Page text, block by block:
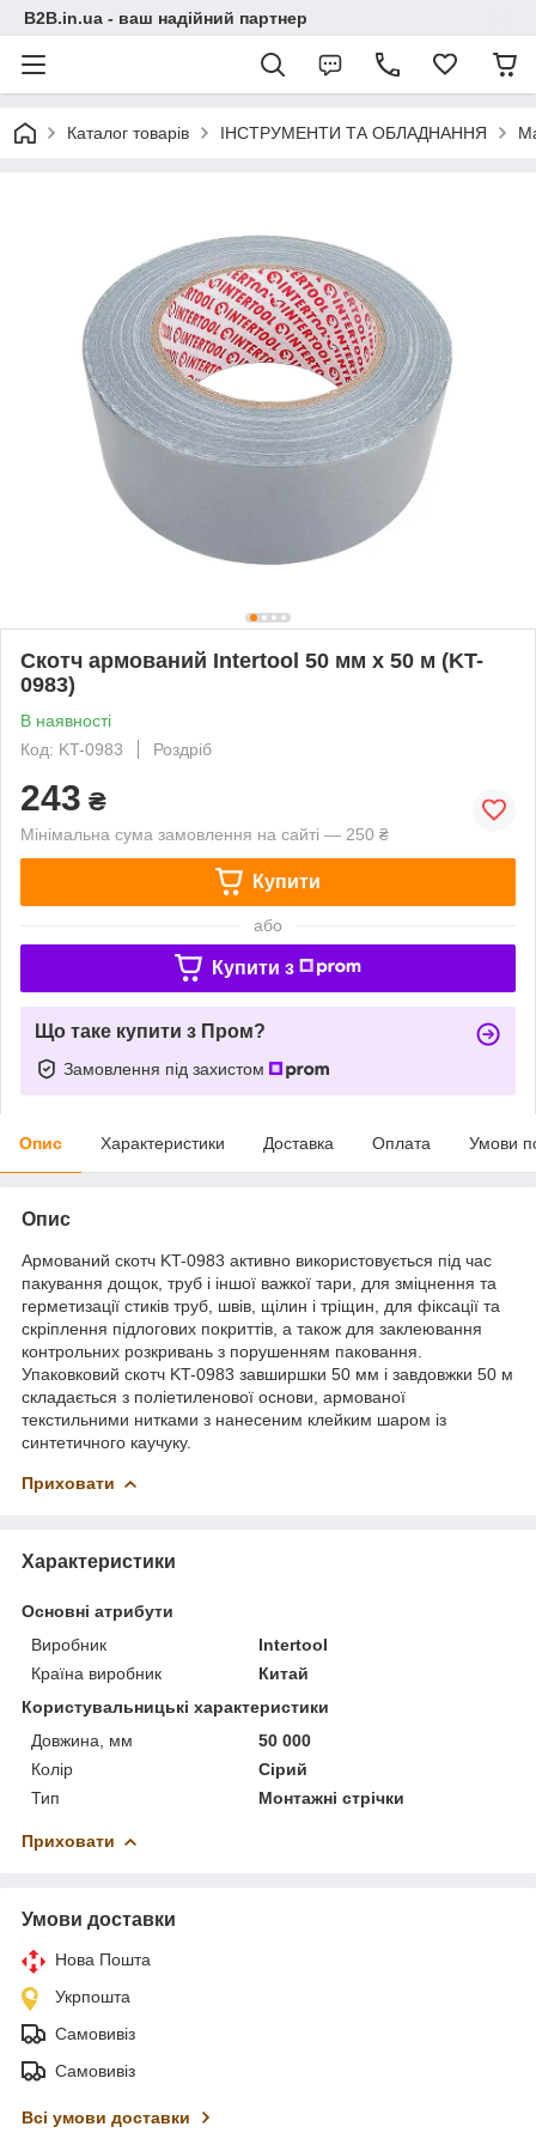
B2B.in.ua - ваш надійний партнер
Каталог товарів ІНСТРУМЕНТИ ТА ОБЛАДНАННЯ
Скотч армований Intertool 50 мм х 50 м (KT-
0983)
В наявності
Код: KT-0983
Роздріб
243 ₴
Мінімальна сума замовлення на сайті — 250 ₴
Купити
або
Купити з
Що таке купити з Пром?
Замовлення під захистом
Опис Характеристики Доставка Оплата Умови
Опис
Армований скотч KT-0983 активно використовується під час
пакування дощок, труб і іншої важкої тари, для зміцнення та
герметизації стиків труб, швів, щілин і тріщин, для фіксації та
скріплення підлогових покриттів, а також для заклеювання
контрольних розкривань з порушенням паковання.
Упаковковий скотч KT-0983 завширшки 50 мм і завдовжки 50 м
складається з поліетиленової основи, армованої
текстильними нитками з нанесеним клейким шаром із
синтетичного каучуку.
Приховати
Характеристики
Основні атрибути
Виробник
Intertool
Країна виробник
Китай
Користувальницькі характеристики
Довжина, мм
50 000
Колір
Сірий
Тип
Монтажні стрічки
Приховати
Умови доставки
Нова Пошта
Укрпошта
Самовивіз
Самовивіз
Всі умови доставки